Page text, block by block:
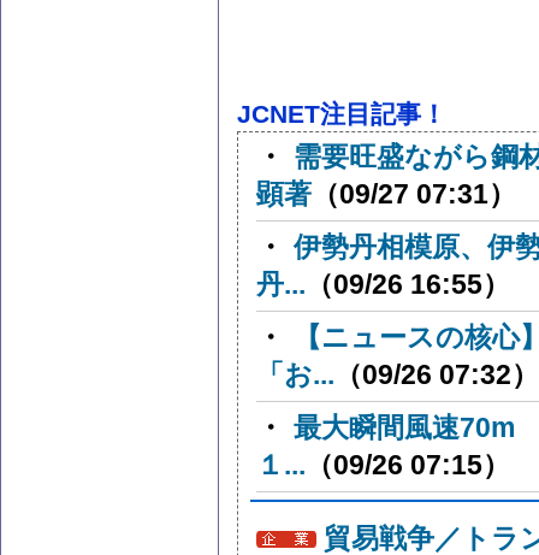
JCNET注目記事！
・
需要旺盛ながら鋼
顕著 （09/27 07:31）
・ 伊勢丹相模原、伊
丹... （09/26 16:55）
・
【ニュースの核
「お... （09/26 07:32）
・ 最大瞬間風速70m
１... （09/26 07:15）
貿易戦争／トラ